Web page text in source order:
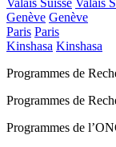
Valais Suisse Valais
Genève Genève
Paris Paris
Kinshasa Kinshasa
Programmes de
Programmes de
Programmes de